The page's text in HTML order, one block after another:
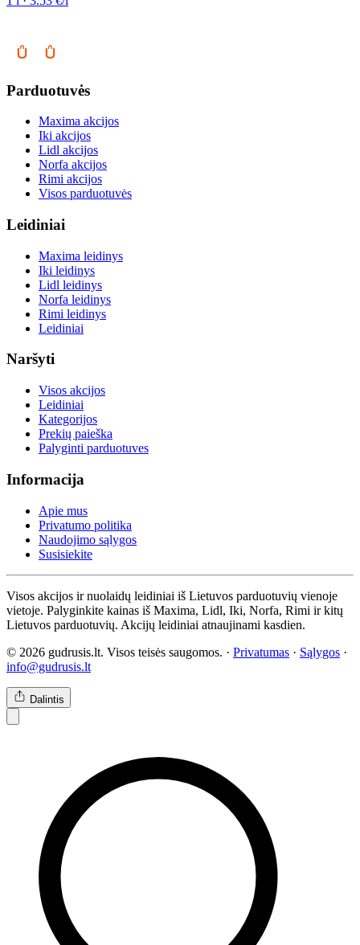
Parduotuvės
Maxima akcijos
Iki akcijos
Lidl akcijos
Norfa akcijos
Rimi akcijos
Visos parduotuvės
Leidiniai
Maxima leidinys
Iki leidinys
Lidl leidinys
Norfa leidinys
Rimi leidinys
Leidiniai
Naršyti
Visos akcijos
Leidiniai
Kategorijos
Prekių paieška
Palyginti parduotuves
Informacija
Apie mus
Privatumo politika
Naudojimo sąlygos
Susisiekite
Visos akcijos ir nuolaidų leidiniai iš Lietuvos parduotuvių vienoje
vietoje. Palyginkite kainas iš Maxima, Lidl, Iki, Norfa, Rimi ir kitų
Lietuvos parduotuvių. Akcijų leidiniai atnaujinami kasdien.
© 2026 gudrusis.lt. Visos teisės saugomos. · Privatumas · Sąlygos ·
info@gudrusis.lt
Dalintis